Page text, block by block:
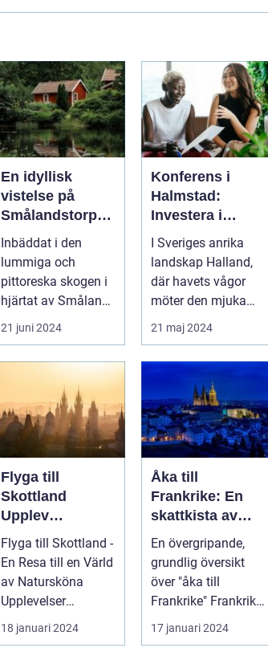
En idyllisk
vistelse på
Smålandstorpet
En oas för
sinnet på
svenska
landsbygden
Inbäddat i den
lummiga och
pittoreska skogen i
hjärtat av Småland
påträffar besökaren
en pärla sälla...
21 juni 2024
Konferens i
Halmstad:
Investera i
inspiration och
effektivitet
I Sveriges anrika
landskap Halland,
där havets vågor
möter den mjuka
sandstranden, l...
21 maj 2024
Flyga till
Skottland
Upplev
Skönheten i det
Skotska
Landskapet
Flyga till Skottland -
En Resa till en Värld
av Natursköna
Upplevelser
Inledning:
Skottland, det my...
18 januari 2024
Åka till
Frankrike: En
skattkista av
kultur, mat och
historia
En övergripande,
grundlig översikt
över "åka till
Frankrike" Frankrike
är en destination
som ofta l...
17 januari 2024